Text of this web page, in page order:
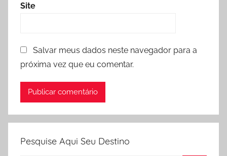
Site
Salvar meus dados neste navegador para a
próxima vez que eu comentar.
Pesquise Aqui Seu Destino